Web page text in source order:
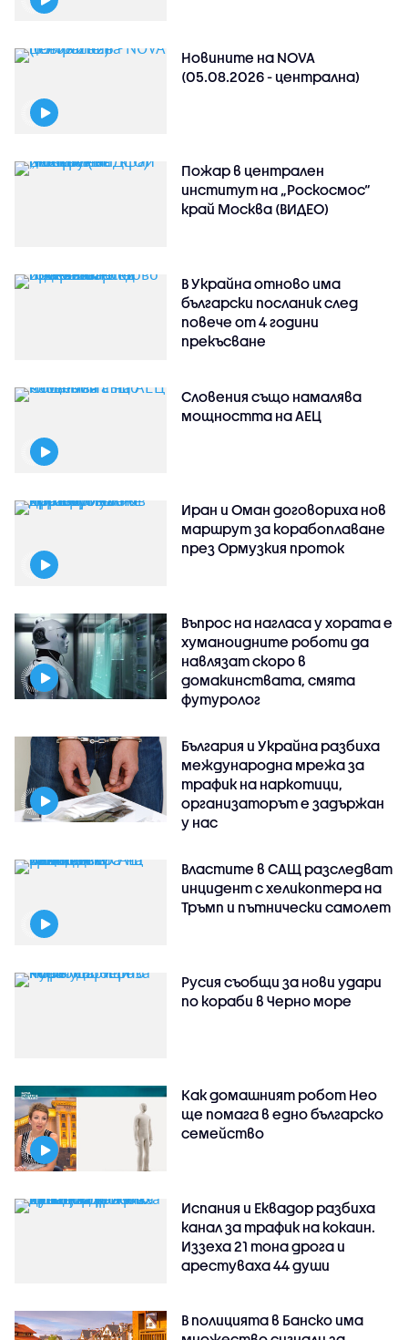
Новините на NOVA
(05.08.2026 - централна)
Пожар в централен
институт на „Роскосмос“
край Москва (ВИДЕО)
В Украйна отново има
български посланик след
повече от 4 години
прекъсване
Словения също намалява
мощността на АЕЦ
Иран и Оман договориха нов
маршрут за корабоплаване
през Ормузкия проток
Въпрос на нагласа у хората е
хуманоидните роботи да
навлязат скоро в
домакинствата, смята
футуролог
България и Украйна разбиха
международна мрежа за
трафик на наркотици,
организаторът е задържан
у нас
Властите в САЩ разследват
инцидент с хеликоптера на
Тръмп и пътнически самолет
Русия съобщи за нови удари
по кораби в Черно море
Как домашният робот Нео
ще помага в едно българско
семейство
Испания и Еквадор разбиха
канал за трафик на кокаин.
Иззеха 21 тона дрога и
арестуваха 44 души
В полицията в Банско има